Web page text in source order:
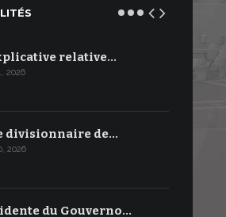
relative…
2026
divisionnaire de…
2026
du Gouverno…